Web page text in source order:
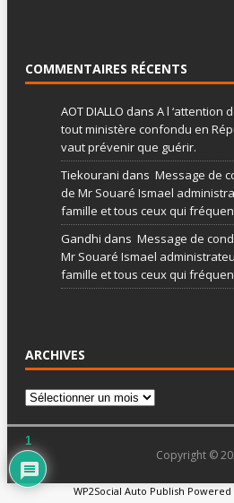
COMMENTAIRES RÉCENTS
AOT DIALLO dans A l ‘attention
tout ministère confondu en
vaut prévenir que guérir.
Tiekourani dans Message de
de Mr Souaré Ismael
famille et tous ceux qui
Gandhi dans Message de
Mr Souaré Ismael
famille et tous ceux qui
ARCHIVES
Copyright ©
WP2Social Auto Publish Powered
1